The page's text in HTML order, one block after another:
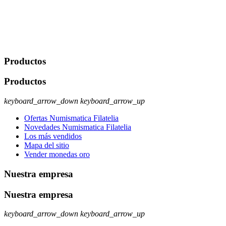
Productos
Productos
keyboard_arrow_down keyboard_arrow_up
Ofertas Numismatica Filatelia
Novedades Numismatica Filatelia
Los más vendidos
Mapa del sitio
Vender monedas oro
Nuestra empresa
Nuestra empresa
keyboard_arrow_down keyboard_arrow_up